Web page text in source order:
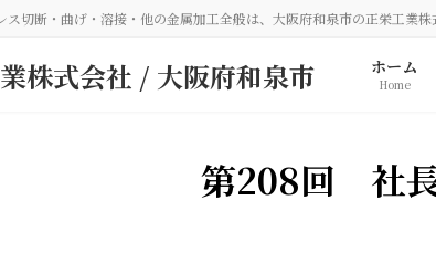
ス切断・曲げ・溶接・他の金属加工全般は、大阪府和泉市の正栄工業
ホーム
Home
第208回 社長